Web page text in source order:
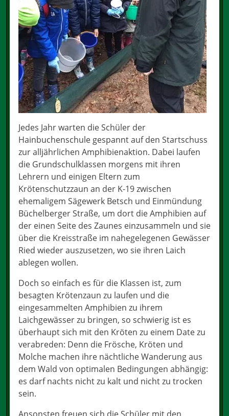
Jedes Jahr warten die Schüler der
Hainbuchenschule gespannt auf den Startschuss
zur alljährlichen Amphibienaktion. Dabei laufen
die Grundschulklassen morgens mit ihren
Lehrern und einigen Eltern zum
Krötenschutzzaun an der K-19 zwischen
ehemaligem Sägewerk Betsch und Einmündung
Büchelberger Straße, um dort die Amphibien auf
der einen Seite des Zaunes einzusammeln und sie
über die Kreisstraße im nahegelegenen Gewässer
Ried wieder auszusetzen, wo sie ihren Laich
ablegen wollen.
Doch so einfach es für die Klassen ist, zum
besagten Krötenzaun zu laufen und die
eingesammelten Amphibien zu ihrem
Laichgewässer zu bringen, so schwierig ist es
überhaupt sich mit den Kröten zu einem Date zu
verabreden: Denn die Frösche, Kröten und
Molche machen ihre nächtliche Wanderung aus
dem Wald von optimalen Bedingungen abhängig:
es darf nachts nicht zu kalt und nicht zu trocken
sein.